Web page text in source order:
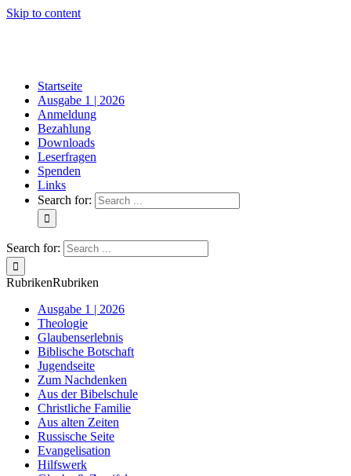
Skip to content
Startseite
Ausgabe 1 | 2026
Anmeldung
Bezahlung
Downloads
Leserfragen
Spenden
Links
Search for:
Search for:
RubrikenRubriken
Ausgabe 1 | 2026
Theologie
Glaubenserlebnis
Biblische Botschaft
Jugendseite
Zum Nachdenken
Aus der Bibelschule
Christliche Familie
Aus alten Zeiten
Russische Seite
Evangelisation
Hilfswerk